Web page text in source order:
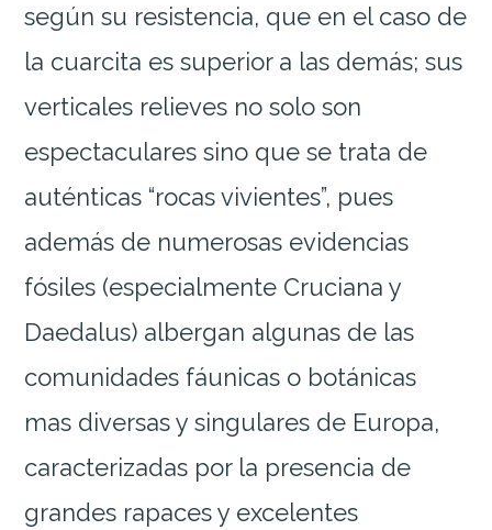
según su resistencia, que en el caso de
la cuarcita es superior a las demás; sus
verticales relieves no solo son
espectaculares sino que se trata de
auténticas “rocas vivientes”, pues
además de numerosas evidencias
fósiles (especialmente Cruciana y
Daedalus) albergan algunas de las
comunidades fáunicas o botánicas
mas diversas y singulares de Europa,
caracterizadas por la presencia de
grandes rapaces y excelentes